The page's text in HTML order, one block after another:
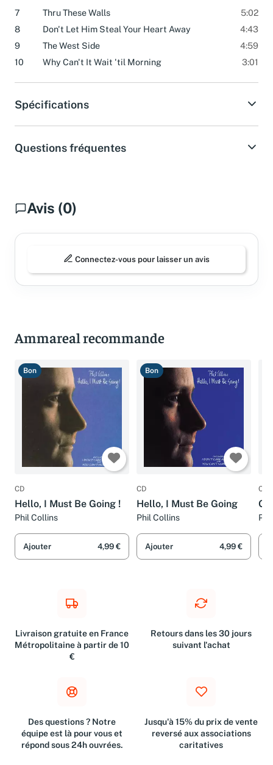
7
Thru These Walls
5:02
8
Don't Let Him Steal Your Heart Away
4:43
9
The West Side
4:59
10
Why Can't It Wait 'til Morning 3:01
Spécifications
Questions fréquentes
Avis (0)
Connectez-vous pour laisser un avis
Ammareal recommande
Bon
CD
Hello, I Must Be Going !
Phil Collins
Ajouter 4,99 €
Bon
CD
Hello, I Must Be Going
Phil Collins
Ajouter 4,99 €
CD
Livraison gratuite en France
Métropolitaine à partir de 10
€
Retours dans les 30 jours
suivant l'achat
Des questions ? Notre
équipe est là pour vous et
répond sous 24h ouvrées.
Jusqu'à 15% du prix de vente
reversé aux associations
caritatives